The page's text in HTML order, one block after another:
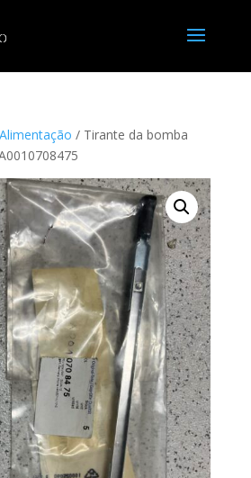
/ Tirante da bomba